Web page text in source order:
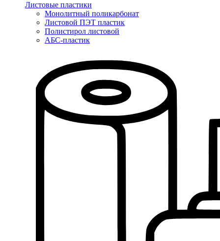
Листовые пластики
Монолитный поликарбонат
Листовой ПЭТ пластик
Полистирол листовой
АБС-пластик